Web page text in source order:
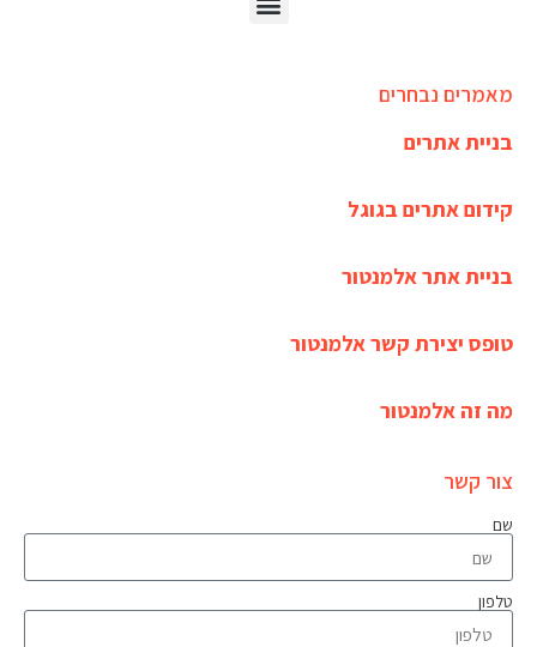
מאמרים נבחרים
בניית אתרים
קידום אתרים בגוגל
בניית אתר אלמנטור
טופס יצירת קשר אלמנטור
מה זה אלמנטור
צור קשר
שם
טלפון